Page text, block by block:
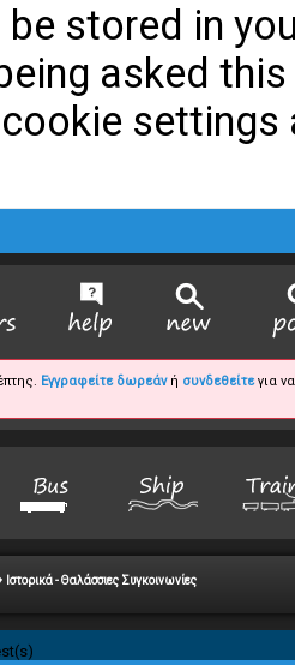
stored in
asked
Εγγραφείτε δωρεάνή συνδεθείτεγια
Ιστορικά - Θαλάσσιες Συγκοινωνίες